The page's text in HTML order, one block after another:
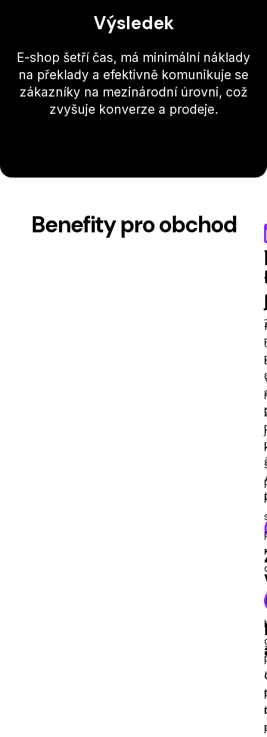
Výsledek
E-shop šetří čas, má minimální náklady
na překlady a efektivně komunikuje se
zákazníky na mezinárodní úrovni, což
zvyšuje konverze a prodeje.
Benefity pro obchod